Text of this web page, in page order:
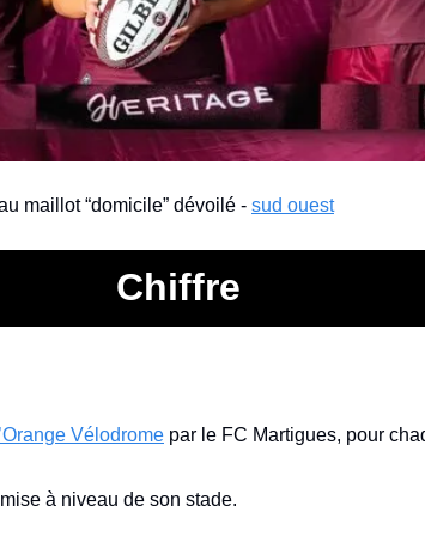
maillot “domicile” dévoilé - sud ouest
Chiffre
Vélodrome par le FC Martigues, pour
à niveau de son stade.